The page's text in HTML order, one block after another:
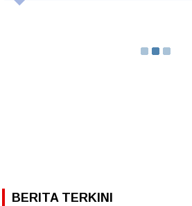
BERITA TERKINI